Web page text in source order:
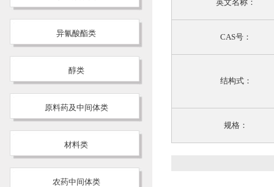
异氰酸酯类
醇类
原料药及中间体类
材料类
农药中间体类
英文名称：
CAS号：
结构式：
规格：